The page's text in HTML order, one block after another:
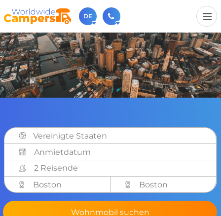
DE
+31 030-6974964
Rufen Sie uns an (Montag bis Freitag von 9 bis 17 Uhr).
sales@worldwidecampers.com
Sie können uns auch eine E-Mail senden.
Vereinigte Staaten
2 Reisende
Boston
Boston
Wohnmobil suchen